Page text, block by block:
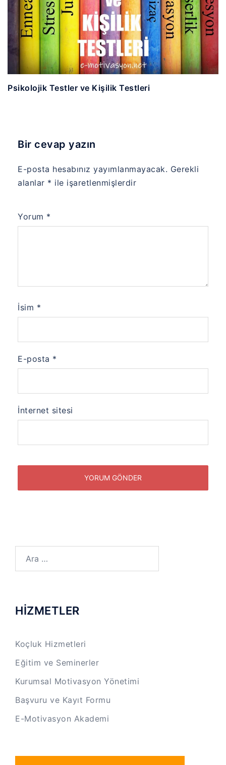
Psikolojik Testler ve Kişilik Testleri
Bir cevap yazın
E-posta hesabınız yayımlanmayacak. Gerekli
alanlar * ile işaretlenmişlerdir
Yorum *
İsim *
E-posta *
İnternet sitesi
HİZMETLER
Koçluk Hizmetleri
Eğitim ve Seminerler
Kurumsal Motivasyon Yönetimi
Başvuru ve Kayıt Formu
E-Motivasyon Akademi